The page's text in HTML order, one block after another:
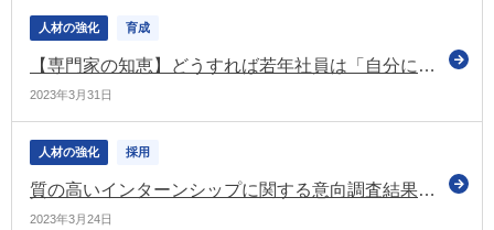
人材の強化 育成
【専門家の知恵】どうすれば若年社員は「自分に向く仕事」に出会えるのか
2023年3月31日
人材の強化 採用
質の高いインターンシップに関する意向調査結果を公表（経団連）
2023年3月24日